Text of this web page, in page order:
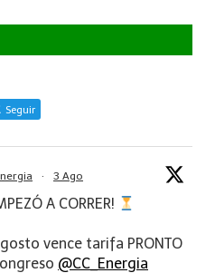
Seguir
· 3 Ago
A CORRER!
vence tarifa PRONTO
@CC_Energia